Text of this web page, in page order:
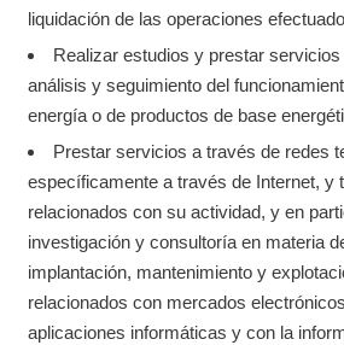
liquidación de las operaciones
Realizar estudios y prestar
análisis y seguimiento del
energía o de productos de base
Prestar servicios a través de redes
específicamente a través de Internet, y
relacionados con su actividad, y en
investigación y consultoría en materia
implantación, mantenimiento y
relacionados con mercados
aplicaciones informáticas y con la